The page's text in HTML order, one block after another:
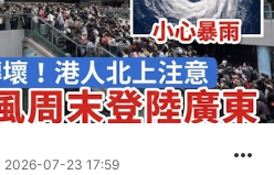
2026-07-23 17:59